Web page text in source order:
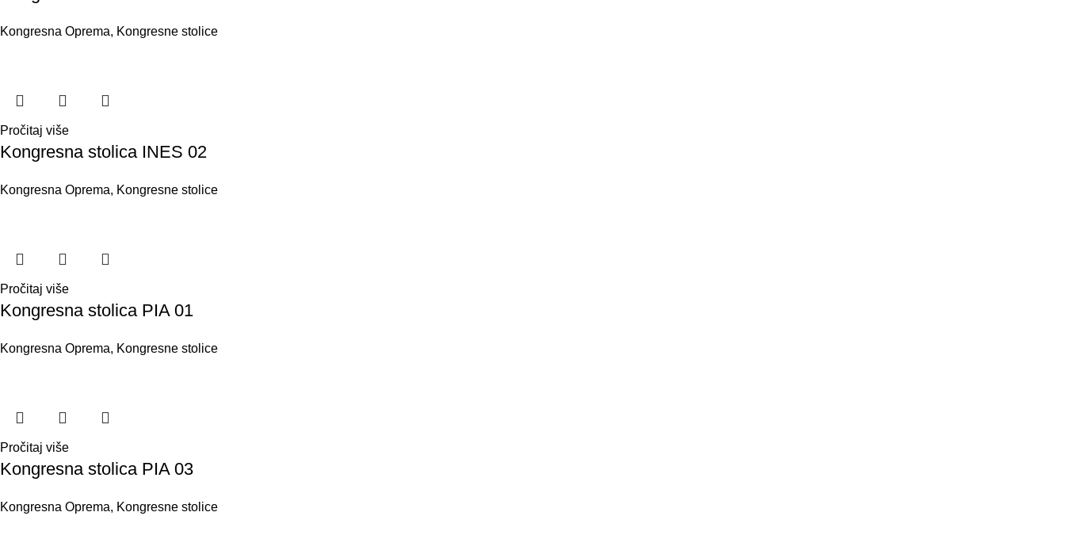
Kongresna Oprema, Kongresne stolice
Pročitaj više
Kongresna stolica INES 02
Kongresna Oprema, Kongresne stolice
Pročitaj više
Kongresna stolica PIA 01
Kongresna Oprema, Kongresne stolice
Pročitaj više
Kongresna stolica PIA 03
Kongresna Oprema, Kongresne stolice